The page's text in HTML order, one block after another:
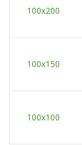
100x200
100x150
100x100